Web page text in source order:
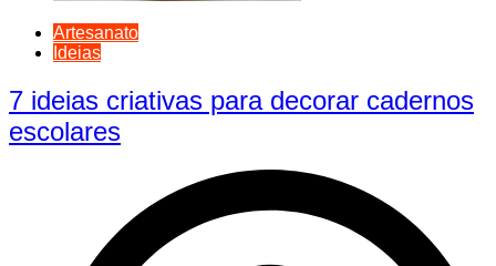
Artesanato
Ideias
7 ideias criativas para decorar cadernos
escolares